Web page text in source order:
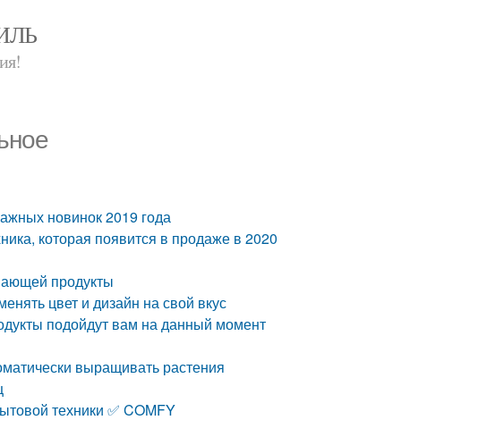
новинок 2019 года
которая появится в продаже в 2020
продукты
цвет и дизайн на свой вкус
подойдут вам на данный момент
выращивать растения
техники ✅ COMFY